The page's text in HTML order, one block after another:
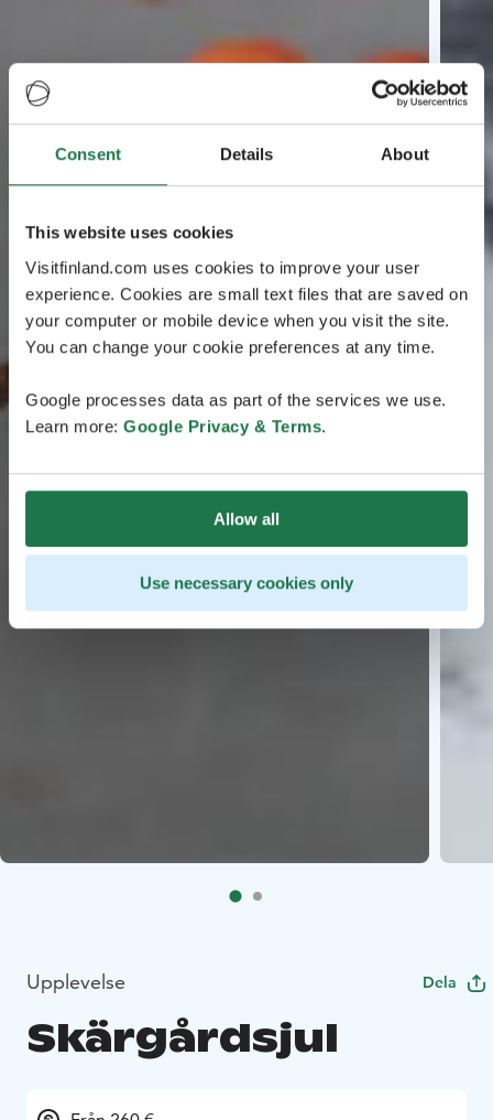
Consent Details About
This website uses cookies
Visitfinland.com uses cookies to improve your user
experience. Cookies are small text files that are saved on
your computer or mobile device when you visit the site.
You can change your cookie preferences at any time.
Google processes data as part of the services we use.
Learn more: Google Privacy & Terms.
Allow all
Use necessary cookies only
Upplevelse Dela
Skärgårdsjul